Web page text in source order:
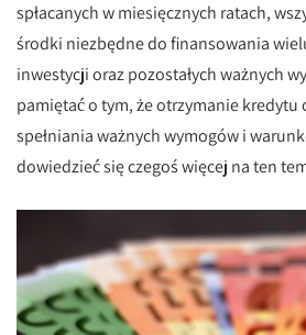
spłacanych w miesięcznych ratach,
środki niezbędne do finansowania
inwestycji oraz pozostałych ważnych
pamiętać o tym, że otrzymanie kredytu
spełniania ważnych wymogów i
dowiedzieć się czegoś więcej na ten